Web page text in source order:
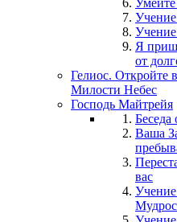
Умейте
Я
от
Гелиос. Откройте
Милости Небес
Господь Майтрейя
Ваша
вас